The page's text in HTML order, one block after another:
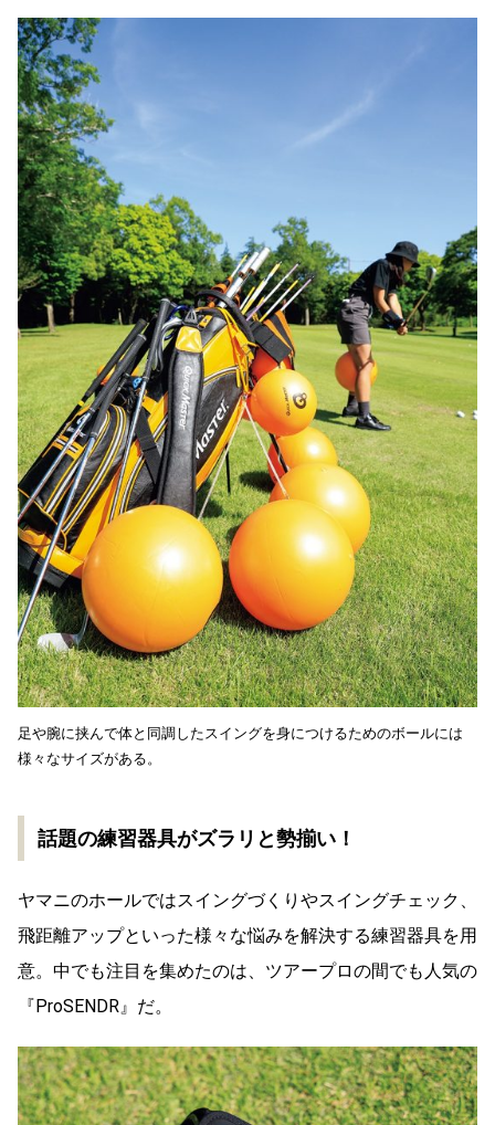
足や腕に挟んで体と同調したスイングを身につけるためのボールには
様々なサイズがある。
話題の練習器具がズラリと勢揃い！
ヤマニのホールではスイングづくりやスイングチェック、
飛距離アップといった様々な悩みを解決する練習器具を用
意。中でも注目を集めたのは、ツアープロの間でも人気の
『ProSENDR』だ。